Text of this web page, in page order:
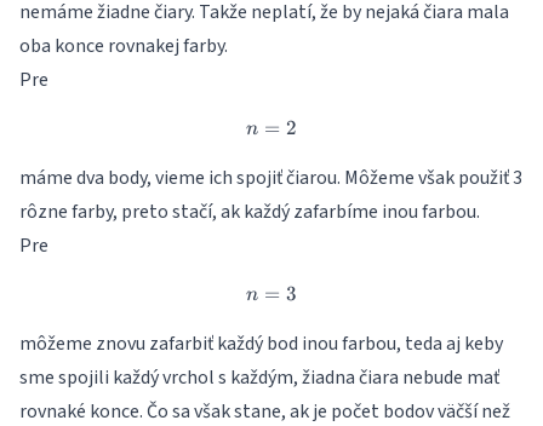
nemáme žiadne čiary. Takže neplatí, že by nejaká čiara mala
oba konce rovnakej farby.
Pre
n=2
n = 2
máme dva body, vieme ich spojiť čiarou. Môžeme však použiť 3
rôzne farby, preto stačí, ak každý zafarbíme inou farbou.
Pre
n=3
n = 3
môžeme znovu zafarbiť každý bod inou farbou, teda aj keby
sme spojili každý vrchol s každým, žiadna čiara nebude mať
rovnaké konce. Čo sa však stane, ak je počet bodov väčší než